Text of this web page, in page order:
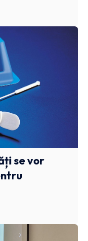
se vor